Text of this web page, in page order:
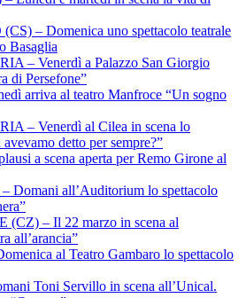
– Domenica uno spettacolo teatrale
Basaglia
– Venerdì a Palazzo San Giorgio
di Persefone”
arriva al teatro Manfroce “Un sogno
– Venerdì al Cilea in scena lo
detto per sempre?”
a scena aperta per Remo Girone al
Domani all’Auditorium lo spettacolo
– Il 22 marzo in scena al
all’arancia”
al Teatro Gambaro lo spettacolo
Toni Servillo in scena all’Unical.